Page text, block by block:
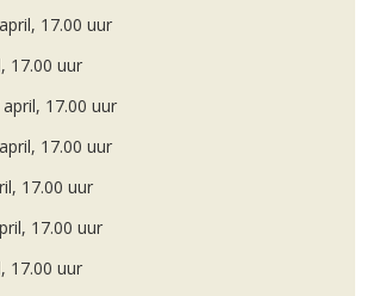
17.00 uur
17.00 uur
17.00 uur
17.00 uur
17.00 uur
17.00 uur
17.00 uur